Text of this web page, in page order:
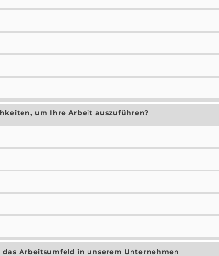
um Ihre Arbeit auszuführen?
Arbeitsumfeld in unserem Unternehmen